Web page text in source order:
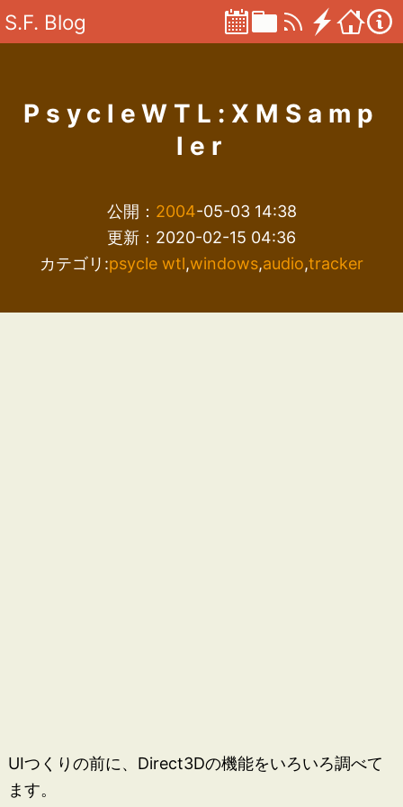
S.F. Blog
PsycleWTL:XMSamp
ler
公開： 2004-05-03 14:38
更新：2020-02-15 04:36
カテゴリ:psycle wtl,windows,audio,tracker
UIつくりの前に、Direct3Dの機能をいろいろ調べて
ます。